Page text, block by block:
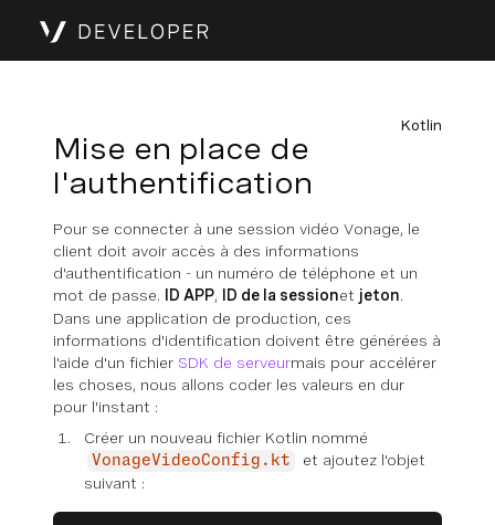
Kotlin
Mise en place de
l'authentification
Pour se connecter à une session vidéo Vonage, le
client doit avoir accès à des informations
d'authentification - un numéro de téléphone et un
mot de passe.
ID APP, ID de la sessionet jeton.
Dans une application de production, ces
informations d'identification doivent être générées à
l'aide d'un fichier SDK de serveurmais pour accélérer
les choses, nous allons coder les valeurs en dur
pour l'instant :
Créer un nouveau fichier Kotlin nommé
VonageVideoConfig.kt
et ajoutez l'objet
suivant :